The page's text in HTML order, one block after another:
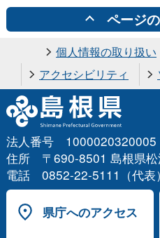
ページ
個人情報の取り扱い
アクセシビリティ
法人番号 1000020320005
住所 〒690-8501 島根県松
電話 0852-22-5111（代表）
県庁へのアクセス